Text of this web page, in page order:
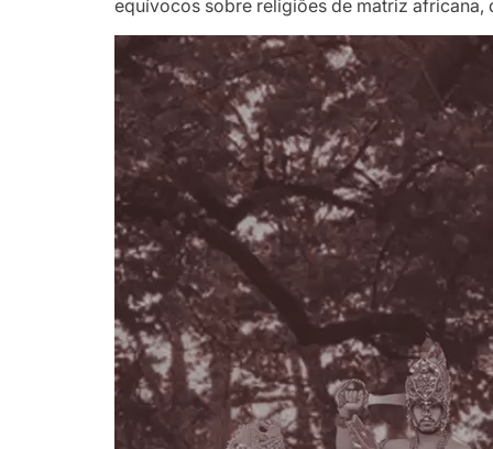
equívocos sobre religiões de matriz
Tocador
de
vídeo